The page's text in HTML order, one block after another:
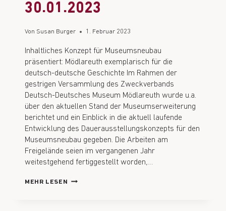
30.01.2023
Von Susan Burger 1. Februar 2023
Inhaltliches Konzept für Museumsneubau
präsentiert: Mödlareuth exemplarisch für die
deutsch-deutsche Geschichte Im Rahmen der
gestrigen Versammlung des Zweckverbands
Deutsch-Deutsches Museum Mödlareuth wurde u.a.
über den aktuellen Stand der Museumserweiterung
berichtet und ein Einblick in die aktuell laufende
Entwicklung des Dauerausstellungskonzepts für den
Museumsneubau gegeben. Die Arbeiten am
Freigelände seien im vergangenen Jahr
weitestgehend fertiggestellt worden,…
MEHR LESEN